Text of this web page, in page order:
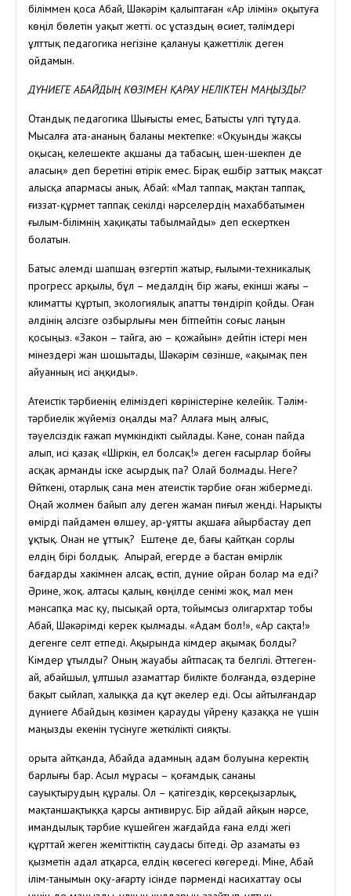
біліммен қоса Абай, Шәкәрім қалыптаған «Ар ілімін» оқытуға
көңіл бөлетін уақыт жетті. Қос ұстаздың өсиет, тәлімдері
ұлттық педагогика негізіне қалануы қажеттілік деген
ойдамын.
ДҮНИЕГЕ АБАЙДЫҢ КӨЗІМЕН ҚАРАУ НЕЛІКТЕН МАҢЫЗДЫ?
Отандық педагогика Шығысты емес, Батысты үлгі тұтуда.
Мысалға ата-ананың баланы мектепке: «Оқуыңды жақсы
оқысаң, келешекте ақшаны да табасың, шен-шекпен де
аласың» деп беретіні өтірік емес. Бірақ ешбір заттық мақсат
алысқа апармасы анық. Абай: «Мал таппақ, мақтан таппақ,
ғиззат-құрмет таппақ секілді нәрселердің махаббатымен
ғылым-білімнің хақиқаты табылмайды» деп ескерткен
болатын.
Батыс әлемді шапшаң өзгертіп жатыр, ғылыми-техникалық
прогресс арқылы, бұл – медалдің бір жағы, екінші жағы –
климатты құртып, экологиялық апатты төндіріп қойды. Оған
әлдінің әлсізге озбырлығы мен бітпейтін соғыс лаңын
қосыңыз. «Закон – тайга, аю – қожайын» дейтін істері мен
мінездері жан шошытады, Шәкәрім сөзінше, «ақымақ пен
айуанның исі аңқиды».
Атеистік тәрбиенің еліміздегі көріністеріне келейік. Тәлім-
тәрбиелік жүйеміз оңалды ма? Аллаға мың алғыс,
тәуелсіздік ғажап мүмкіндікті сыйлады. Кәне, сонан пайда
алып, исі қазақ «Шіркін, ел болсақ!» деген ғасырлар бойғы
асқақ арманды іске асырдық па? Олай болмады. Неге?
Өйткені, отарлық сана мен атеистік тәрбие оған жібермеді.
Оңай жолмен байып алу деген жаман пиғыл жеңді. Нарықты
өмірді пайдамен өлшеу, ар-ұятты ақшаға айырбастау деп
ұқтық. Онан не ұттық? Ештеңе де, бағы қайтқан сорлы
елдің бірі болдық. Апырай, егерде ә бастан өмірлік
бағдарды хакімнен алсақ, өстіп, дүние ойран болар ма еді?
Әрине, жоқ. Қалтасы қалың, көңілде сенімі жоқ, мал мен
мәнсапқа мас қу, пысықай орта, тойымсыз олигархтар тобы
Абай, Шәкәрімді керек қылмады. «Адам бол!», «Ар сақта!»
дегенге селт етпеді. Ақырында кімдер ақымақ болды?
Кімдер ұтылды? Оның жауабы айтпасақ та белгілі. Әттеген-
ай, абайшыл, ұлтшыл азаматтар билікте болғанда, өздеріне
бақыт сыйлап, халыққа да құт әкелер еді. Осы айтылғандар
дүниеге Абайдың көзімен қарауды үйрену қазаққа не үшін
маңызды екенін түсінуге жеткілікті сияқты.
Қорыта айтқанда, Абайда адамның адам болуына керектің
барлығы бар. Асыл мұрасы – қоғамдық сананы
сауықтырудың құралы. Ол – қатігездік, көрсеқызарлық,
мақтаншақтыққа қарсы антивирус. Бір айдай айқын нәрсе,
имандылық тәрбие күшейген жағдайда ғана елді жегі
құрттай жеген жеміттіктің саудасы бітеді. Әр азаматы өз
қызметін адал атқарса, елдің көсегесі көгереді. Міне, Абай
ілім-танымын оқу-ағарту ісінде пәрменді насихаттау осы